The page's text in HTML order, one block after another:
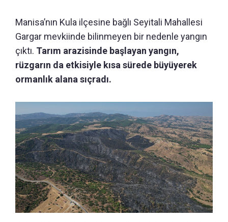
Manisa’nın Kula ilçesine bağlı Seyitali Mahallesi
Gargar mevkiinde bilinmeyen bir nedenle yangın
çıktı. Tarım arazisinde başlayan yangın,
rüzgarın da etkisiyle kısa sürede büyüyerek
ormanlık alana sıçradı.